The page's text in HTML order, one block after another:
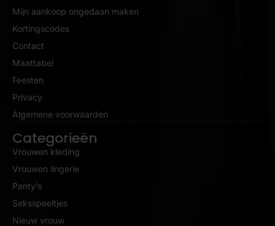
Mijn aankoop ongedaan maken
Kortingscodes
Contact
Maattabel
Feesten
Privacy
Algemene voorwaarden
Categorieën
Vrouwen kleding
Vrouwen lingerie
Panty’s
Seksspeeltjes
Nieuw vrouw